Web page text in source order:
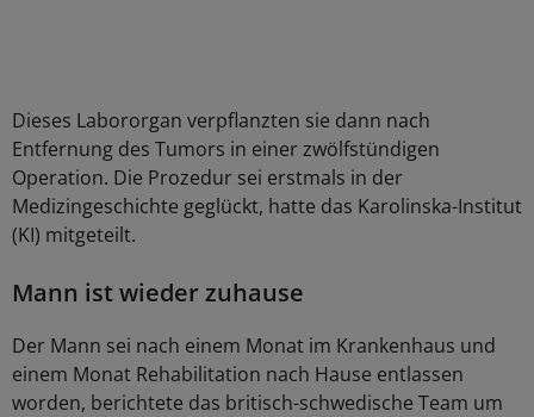
Dieses Labororgan verpflanzten sie dann nach
Entfernung des Tumors in einer zwölfstündigen
Operation. Die Prozedur sei erstmals in der
Medizingeschichte geglückt, hatte das Karolinska-Institut
(KI) mitgeteilt.
Mann ist wieder zuhause
Der Mann sei nach einem Monat im Krankenhaus und
einem Monat Rehabilitation nach Hause entlassen
worden, berichtete das britisch-schwedische Team um